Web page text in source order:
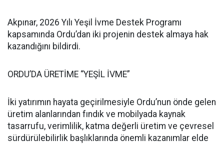
Akpınar, 2026 Yılı Yeşil İvme Destek Programı
kapsamında Ordu’dan iki projenin destek almaya hak
kazandığını bildirdi.
ORDU’DA ÜRETİME “YEŞİL İVME”
İki yatırımın hayata geçirilmesiyle Ordu’nun önde gelen
üretim alanlarından fındık ve mobilyada kaynak
tasarrufu, verimlilik, katma değerli üretim ve çevresel
sürdürülebilirlik başlıklarında önemli kazanımlar elde